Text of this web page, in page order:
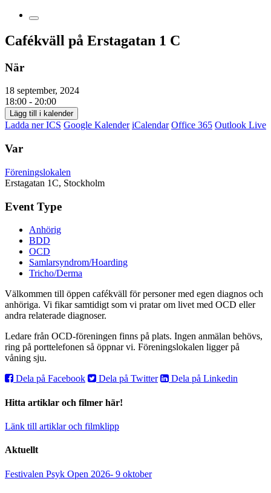
Cafékväll på Erstagatan 1 C
När
18 september, 2024
18:00 - 20:00
Lägg till i kalender
Ladda ner ICS Google Kalender iCalendar Office 365 Outlook Live
Var
Föreningslokalen
Erstagatan 1C, Stockholm
Event Type
Anhörig
BDD
OCD
Samlarsyndrom/Hoarding
Tricho/Derma
Välkommen till öppen cafékväll för personer med egen diagnos och
anhöriga. Vi fikar samtidigt som vi pratar om livet med OCD eller
andra relaterade diagnoser.
Ledare från OCD-föreningen finns på plats. Ingen anmälan behövs,
ring på porttelefonen så öppnar vi. Föreningslokalen ligger på
våning sju.
Dela på Facebook
Dela på Twitter Dela på Linkedin
Hitta artiklar och filmer här!
Länk till artiklar och filmklipp
Aktuellt
Festivalen Psyk Open 2026- 9 oktober